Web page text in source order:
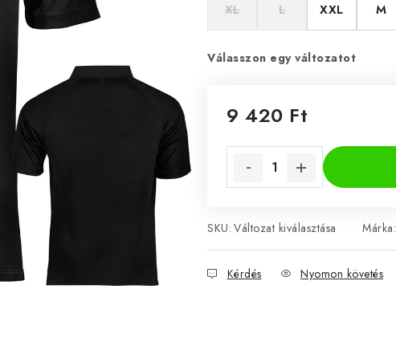
XL L XXL M
Válasszon egy változatot
9 420 Ft
SKU: Változat kiválasztása Márka:
Kérdés Nyomon követés